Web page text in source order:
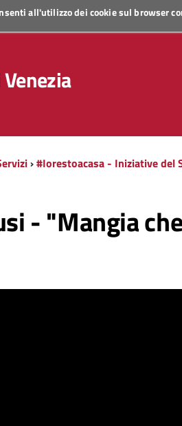
all'utilizzo dei cookie sul browser
›#Iorestoacasa - Iniziative del
- "Mangia